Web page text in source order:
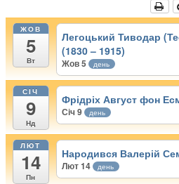
ЖОВ
5
Вт
Легоцький Тиводар
(1830 – 1915)
Жов 5 день
СІЧ
9
Нд
Фрідріх Август фон
Січ 9 день
ЛЮТ
14
Пн
Народився Валерій
Лют 14 день